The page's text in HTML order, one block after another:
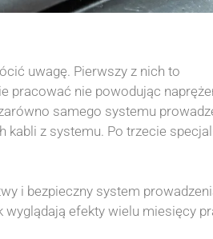
uwagę. Pierwszy z nich to
pracować nie powodując
samego systemu
kabli z systemu. Po trzecie
i bezpieczny system
wyglądają efekty wielu miesięcy